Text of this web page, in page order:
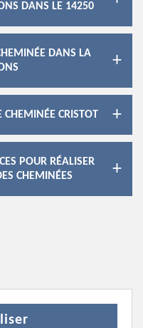
DANS LE 14250
DANS LA
CHEMINÉE CRISTOT
POUR RÉALISER
CHEMINÉES